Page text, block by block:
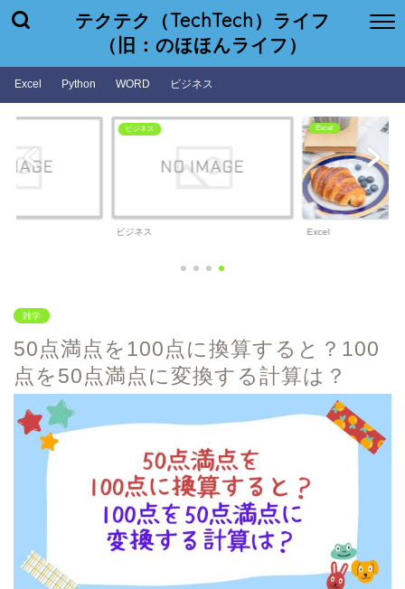
テクテク（TechTech）ライフ
（旧：のほほんライフ）
Excel Python WORD ビジネス
ビジネス
ビジネス
Excel
Excel
雑学
50点満点を100点に換算すると？100
点を50点満点に変換する計算は？